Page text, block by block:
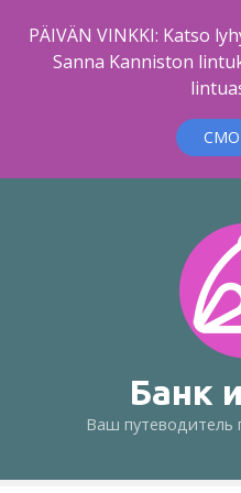
PÄIVÄN VINKKI: Katso
Sanna Kanniston
е
Банк
Ваш путеводитель